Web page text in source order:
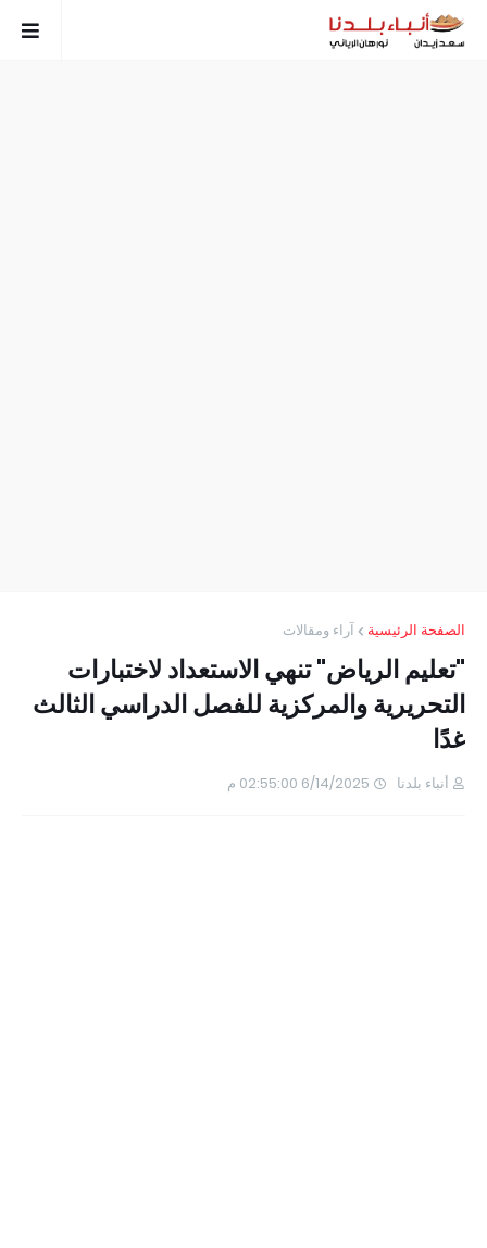
الصفحة الرئيسية آراء ومقالات
"تعليم الرياض" تنهي الاستعداد لاختبارات
التحريرية والمركزية للفصل الدراسي الثالث
غدًا
أنباء بلدنا 6/14/2025 02:55:00 م